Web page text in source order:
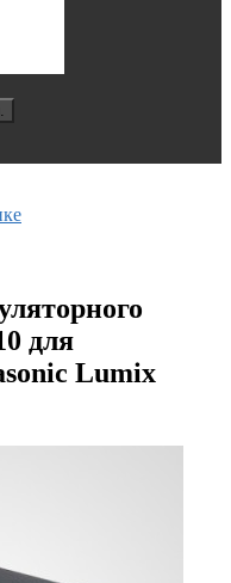
для
Lumix